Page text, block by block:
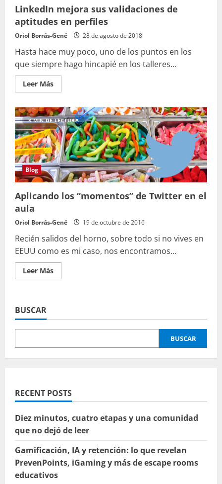
LinkedIn mejora sus validaciones de
aptitudes en perfiles
Oriol Borrás-Gené 28 de agosto de 2018
Hasta hace muy poco, uno de los puntos en los
que siempre hago hincapié en los talleres...
Leer MásLeer
más
LinkedIn
mejora
sus
validaciones
de
aptitudes
en
perfiles
3 MIN DE LECTURA
Blog
Aplicando los “momentos” de Twitter en el
aula
Oriol Borrás-Gené 19 de octubre de 2016
Recién salidos del horno, sobre todo si no vives en
EEUU como es mi caso, nos encontramos...
Leer MásLeer
más
Twitter
el
BUSCAR
BUSCAR
RECENT POSTS
Diez minutos, cuatro etapas y una comunidad
que no dejó de leer
Gamificación, IA y retención: lo que revelan
PrevenPoints, iGaming y más de escape rooms
educativos